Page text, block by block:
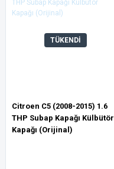
TÜKENDİ
Citroen C5 (2008-2015) 1.6
THP Subap Kapağı Külbütör
Kapağı (Orijinal)